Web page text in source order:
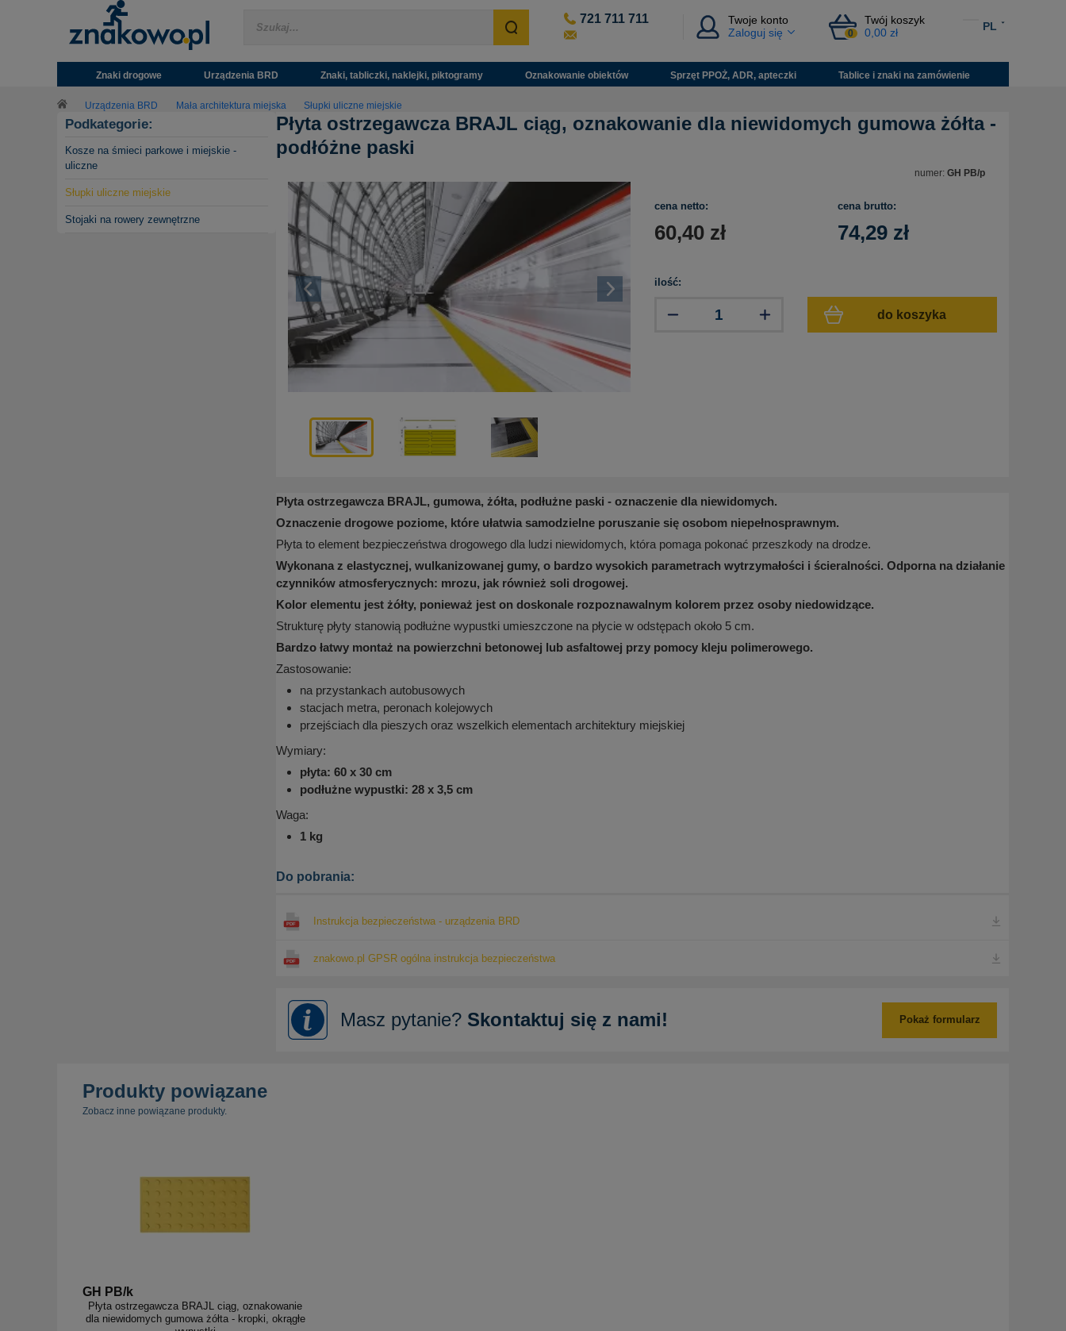
721 711 711
Twoje konto
Zaloguj się
Twój koszyk
0 0,00 zł
PL
Znaki drogowe Urządzenia BRD Znaki, tabliczki, naklejki, piktogramy Oznakowanie obiektów Sprzęt PPOŻ, ADR, apteczki Tablice i znaki na zamówienie
Urządzenia BRD Mała architektura miejska Słupki uliczne miejskie
Podkategorie:
Kosze na śmieci parkowe i miejskie -
uliczne
Słupki uliczne miejskie
Stojaki na rowery zewnętrzne
Płyta ostrzegawcza BRAJL ciąg, oznakowanie dla niewidomych gumowa żółta -
podłóżne paski
numer: GH PB/p
cena netto:
60,40 zł
cena brutto:
74,29 zł
ilość:
do koszyka
Płyta ostrzegawcza BRAJL, gumowa, żółta, podłużne paski - oznaczenie dla niewidomych.
Oznaczenie drogowe poziome, które ułatwia samodzielne poruszanie się osobom niepełnosprawnym.
Płyta to element bezpieczeństwa drogowego dla ludzi niewidomych, która pomaga pokonać przeszkody na drodze.
Wykonana z elastycznej, wulkanizowanej gumy, o bardzo wysokich parametrach wytrzymałości i ścieralności. Odporna na działanie
czynników atmosferycznych: mrozu, jak również soli drogowej.
Kolor elementu jest żółty, ponieważ jest on doskonale rozpoznawalnym kolorem przez osoby niedowidzące.
Strukturę płyty stanowią podłużne wypustki umieszczone na płycie w odstępach około 5 cm.
Bardzo łatwy montaż na powierzchni betonowej lub asfaltowej przy pomocy kleju polimerowego.
Zastosowanie:
na przystankach autobusowych
stacjach metra, peronach kolejowych
przejściach dla pieszych oraz wszelkich elementach architektury miejskiej
Wymiary:
płyta: 60 x 30 cm
podłużne wypustki: 28 x 3,5 cm
Waga:
1 kg
Do pobrania:
Instrukcja bezpieczeństwa - urządzenia BRD
znakowo.pl GPSR ogólna instrukcja bezpieczeństwa
Masz pytanie? Skontaktuj się z nami! Pokaż formularz
Produkty powiązane
Zobacz inne powiązane produkty.
GH PB/k
Płyta ostrzegawcza BRAJL ciąg, oznakowanie
dla niewidomych gumowa żółta - kropki, okrągłe